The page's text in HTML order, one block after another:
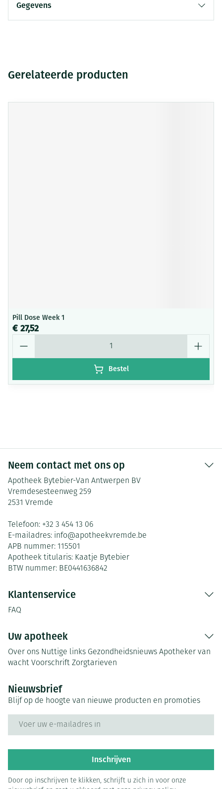
Gegevens
Gerelateerde producten
Pill Dose Week 1
€ 27,52
Bestel
Neem contact met ons op
Apotheek Bytebier-Van Antwerpen BV
Vremdesesteenweg 259
2531 Vremde
Telefoon: +32 3 454 13 06
E-mailadres: info@apotheekvremde.be
APB nummer: 115501
Apotheek titularis: Kaatje Bytebier
BTW nummer: BE0441636842
Klantenservice
FAQ
Uw apotheek
Over ons Nuttige links Gezondheidsnieuws Apotheker van
wacht Voorschrift Zorgtarieven
Nieuwsbrief
Blijf op de hoogte van nieuwe producten en promoties
Inschrijven
Door op inschrijven te klikken, schrijft u zich in voor onze